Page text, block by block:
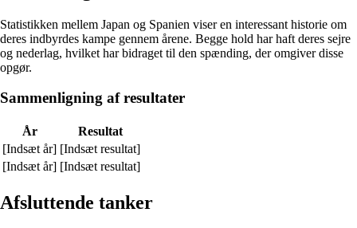
Statistikken mellem Japan og Spanien viser en interessant historie om
deres indbyrdes kampe gennem årene. Begge hold har haft deres sejre
og nederlag, hvilket har bidraget til den spænding, der omgiver disse
opgør.
Sammenligning af resultater
År
Resultat
[Indsæt år] [Indsæt resultat]
[Indsæt år] [Indsæt resultat]
Afsluttende tanker